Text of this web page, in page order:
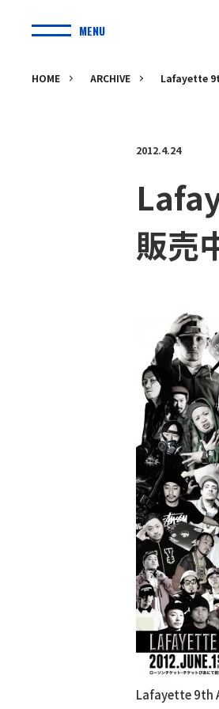
MENU
HOME ARCHIVE Lafayette
2012.4.24
販売
Lafayette 9th